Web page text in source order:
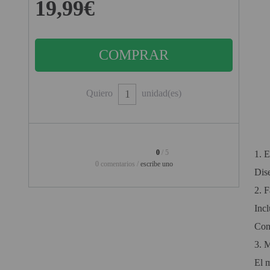
PINBALL VIRTUAL
PIZARRAS INTERACTIVAS
PROYECTOR FULLHD Y HD
PROYECTOR CON TDT
ULTRA CORTO
19,99€
Quiero unidad(es)
0 / 5
0 comentarios / escribe uno
1.
2.
3.
El